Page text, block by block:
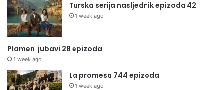
Turska serija nasljednik epizoda 42
1 week ago
Plamen ljubavi 28 epizoda
1 week ago
La promesa 744 epizoda
1 week ago